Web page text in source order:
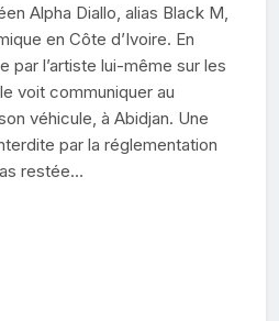
Alpha Diallo, alias Black M,
en Côte d’Ivoire. En
par l’artiste lui-même sur les
voit communiquer au
véhicule, à Abidjan. Une
par la réglementation
restée…